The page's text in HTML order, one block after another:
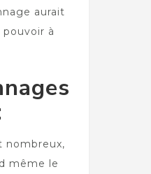
aurait
à
nombreux,
même le